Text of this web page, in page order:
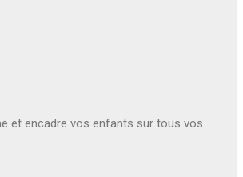
et encadre vos enfants sur tous vos